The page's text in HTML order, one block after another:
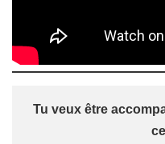
Tu veux être